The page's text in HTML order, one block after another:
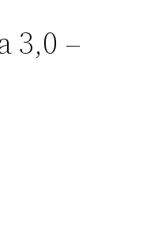
3,0 –